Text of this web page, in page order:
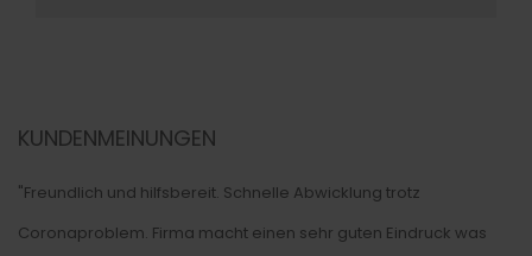
KUNDENMEINUNGEN
"Freundlich und hilfsbereit. Schnelle Abwicklung trotz
Coronaproblem. Firma macht einen sehr guten Eindruck was